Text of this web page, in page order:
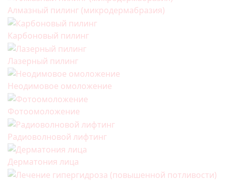
Алмазный пилинг (микродермабразия)
Карбоновый пилинг
Лазерный пилинг
Неодимовое омоложение
Фотоомоложение
Радиоволновой лифтинг
Дерматония лица